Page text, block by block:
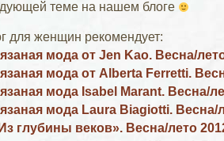
теме на нашем блоге
для женщин рекомендует:
мода от Jen Kao. Весна/
мода от Alberta Ferretti.
мода Isabel Marant. Весна/
мода Laura Biagiotti. Весна/
глубины веков». Весна/лето